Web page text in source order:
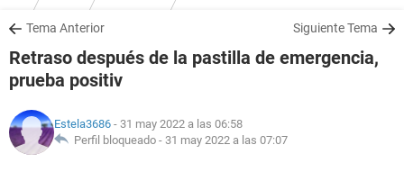
SALUD
FAMILIA
NUTRICIÓN
Tema Anterior Siguiente Tema
Retraso después de la pastilla de emergencia,
prueba positiv
Estela3686 - 31 may 2022 a las 06:58
Perfil bloqueado - 31 may 2022 a las 07:07